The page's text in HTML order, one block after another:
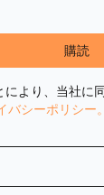
により、当社に
バシーポリシー。